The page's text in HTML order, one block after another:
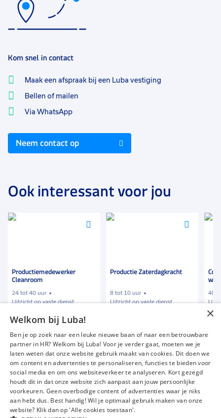
Kom snel in contact
Maak een afspraak bij een Luba vestiging
Bellen of mailen
Via WhatsApp
Neem contact op
Ook interessant voor jou
Voeg
Voeg
Productie Zaterdagkracht
8 tot 10 uur
Uitzicht op vaste dienst
€ 10,00-€ 12,00 p.u.
Voeg
Composite production
40 uur
Uitzicht op vaste dienst
32
€
Vacatures
Over ons
Werken bij Luba
Voor werkgevers
Mijn Luba
Contact
×
Welkom bij Luba!
Ben je op zoek naar een leuke nieuwe baan of naar een betrouwbare
partner in HR? Welkom bij Luba! Voor je verder gaat, moeten we je
laten weten dat onze website gebruik maakt van cookies. Dit doen we
om content en advertenties te personaliseren, functies te bieden voor
social media en om ons websiteverkeer te analyseren. Kort gezegd
houdt dit in dat onze website zich aanpast aan jouw persoonlijke
voorkeuren. Geen overbodige content of advertenties waar je niks
aan hebt dus. Best handig! Wil je optimaal gebruik maken van onze
website? Klik dan op 'Alle cookies toestaan'.